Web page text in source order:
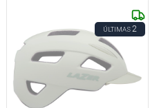
ÚLTIMAS2